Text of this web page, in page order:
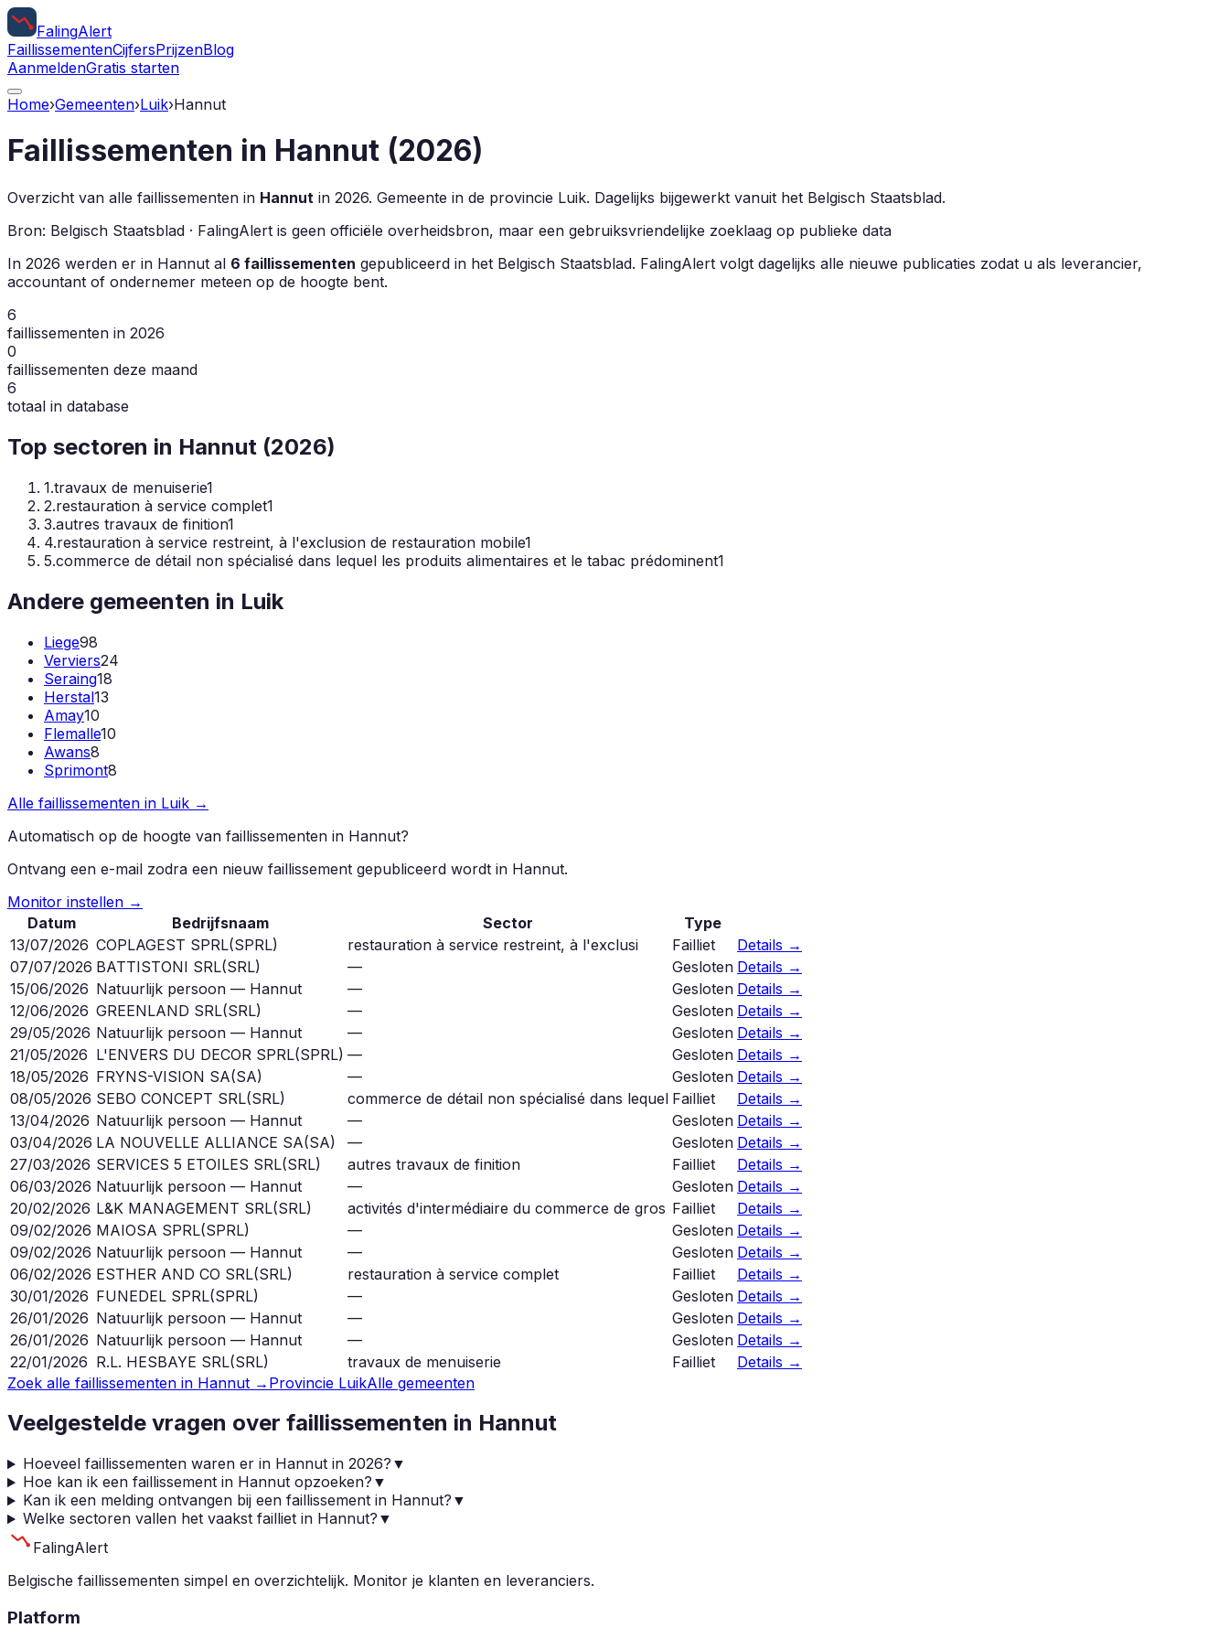
FalingAlert
FaillissementenCijfersPrijzenBlog
AanmeldenGratis starten
Home›Gemeenten›Luik›Hannut
Faillissementen in Hannut (2026)
Overzicht van alle faillissementen in Hannut in 2026. Gemeente in de provincie Luik. Dagelijks bijgewerkt vanuit het Belgisch Staatsblad.
Bron: Belgisch Staatsblad · FalingAlert is geen officiële overheidsbron, maar een gebruiksvriendelijke zoeklaag op publieke data
In 2026 werden er in Hannut al 6 faillissementen gepubliceerd in het Belgisch Staatsblad. FalingAlert volgt dagelijks alle nieuwe publicaties zodat u als leverancier,
accountant of ondernemer meteen op de hoogte bent.
6
faillissementen in 2026
0
faillissementen deze maand
6
totaal in database
Top sectoren in Hannut (2026)
1.travaux de menuiserie1
2.restauration à service complet1
3.autres travaux de finition1
4.restauration à service restreint, à l'exclusion de restauration mobile1
5.commerce de détail non spécialisé dans lequel les produits alimentaires et le tabac prédominent1
Andere gemeenten in Luik
Liege98
Verviers24
Seraing18
Herstal13
Amay10
Flemalle10
Awans8
Sprimont8
Alle faillissementen in Luik →
Automatisch op de hoogte van faillissementen in Hannut?
Ontvang een e-mail zodra een nieuw faillissement gepubliceerd wordt in Hannut.
Monitor instellen →
Datum
Bedrijfsnaam Sector
Type
13/07/2026 COPLAGEST SPRL(SPRL) restauration à service restreint, à l'exclusi Failliet
Details →
07/07/2026 BATTISTONI SRL(SRL) — Gesloten Details →
15/06/2026 Natuurlijk persoon — Hannut — Gesloten Details →
12/06/2026 GREENLAND SRL(SRL) — Gesloten Details →
29/05/2026 Natuurlijk persoon — Hannut — Gesloten Details →
21/05/2026 L'ENVERS DU DECOR SPRL(SPRL) — Gesloten Details →
18/05/2026 FRYNS-VISION SA(SA) — Gesloten Details →
08/05/2026 SEBO CONCEPT SRL(SRL) commerce de détail non spécialisé dans lequel Failliet
Details →
13/04/2026 Natuurlijk persoon — Hannut — Gesloten Details →
03/04/2026 LA NOUVELLE ALLIANCE SA(SA) — Gesloten Details →
27/03/2026 SERVICES 5 ETOILES SRL(SRL) autres travaux de finition Failliet
Details →
06/03/2026 Natuurlijk persoon — Hannut — Gesloten Details →
20/02/2026 L&K MANAGEMENT SRL(SRL) activités d'intermédiaire du commerce de gros Failliet
Details →
09/02/2026 MAIOSA SPRL(SPRL) — Gesloten Details →
09/02/2026 Natuurlijk persoon — Hannut — Gesloten Details →
06/02/2026 ESTHER AND CO SRL(SRL) restauration à service complet Failliet
Details →
30/01/2026 FUNEDEL SPRL(SPRL) — Gesloten Details →
26/01/2026 Natuurlijk persoon — Hannut — Gesloten Details →
26/01/2026 Natuurlijk persoon — Hannut — Gesloten Details →
22/01/2026 R.L. HESBAYE SRL(SRL) travaux de menuiserie Failliet
Details →
Zoek alle faillissementen in Hannut → Provincie LuikAlle gemeenten
Veelgestelde vragen over faillissementen in Hannut
Hoeveel faillissementen waren er in Hannut in 2026? ▼
Hoe kan ik een faillissement in Hannut opzoeken? ▼
Kan ik een melding ontvangen bij een faillissement in Hannut? ▼
Welke sectoren vallen het vaakst failliet in Hannut? ▼
FalingAlert
Belgische faillissementen simpel en overzichtelijk. Monitor je klanten en leveranciers.
Platform